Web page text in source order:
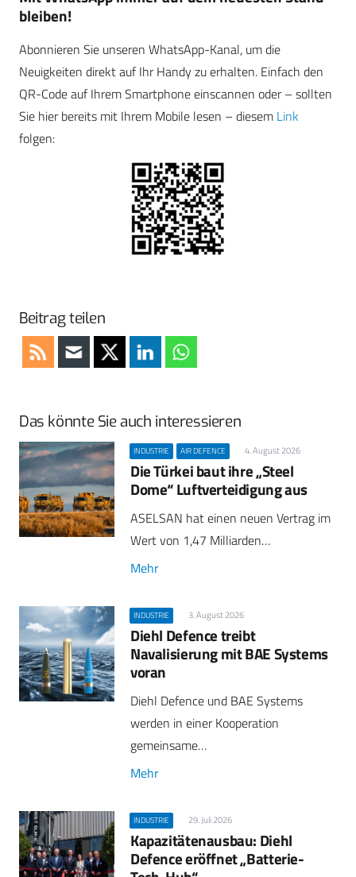
bleiben!
Abonnieren Sie unseren WhatsApp-Kanal, um die
Neuigkeiten direkt auf Ihr Handy zu erhalten. Einfach den
QR-Code auf Ihrem Smartphone einscannen oder – sollten
Sie hier bereits mit Ihrem Mobile lesen – diesem Link
folgen:
Beitrag teilen
Das könnte Sie auch interessieren
INDUSTRIE AIR DEFENCE 4. August 2026
Die Türkei baut ihre „Steel
Dome“ Luftverteidigung aus
ASELSAN hat einen neuen Vertrag im
Wert von 1,47 Milliarden…
Mehr
INDUSTRIE 3. August 2026
Diehl Defence treibt
Navalisierung mit BAE Systems
voran
Diehl Defence und BAE Systems
werden in einer Kooperation
gemeinsame…
Mehr
INDUSTRIE 29. Juli 2026
Kapazitätenausbau: Diehl
Defence eröffnet „Batterie-